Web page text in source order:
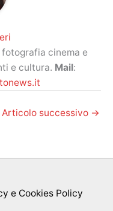
cinema e
e cultura. Mail:
Articolo successivo →
e Cookies Policy